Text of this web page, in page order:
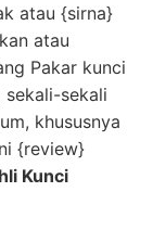
atau {sirna}
atau
Pakar kunci
sekali
khususnya
{review}
Kunci